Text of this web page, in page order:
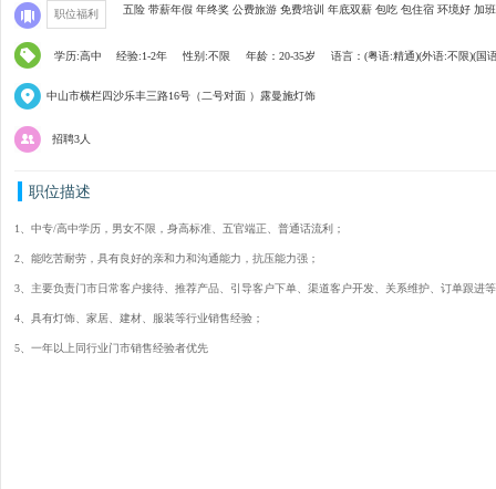
职位福利 五险 带薪年假 年终奖 公费旅游 免费培训 年底双薪 包吃 包住宿 环境好 加
学历:高中 经验:1-2年 性别:不限 年龄：20-35岁 语言：(粤语:精通)(外语:不限)(国
中山市横栏四沙乐丰三路16号（二号对面 ）露曼施灯饰
招聘3人
职位描述
1、中专/高中学历，男女不限，身高标准、五官端正、普通话流利；
2、能吃苦耐劳，具有良好的亲和力和沟通能力，抗压能力强；
3、主要负责门市日常客户接待、推荐产品、引导客户下单、渠道客户开发、关系维护、订单跟进
4、具有灯饰、家居、建材、服装等行业销售经验；
5、一年以上同行业门市销售经验者优先